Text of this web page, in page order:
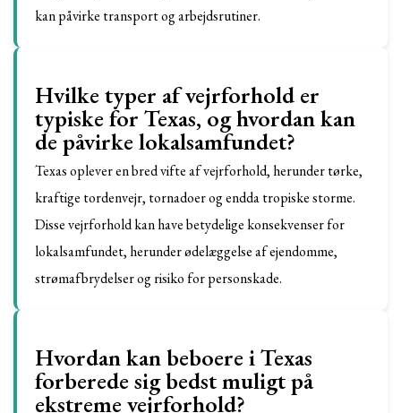
kan påvirke transport og arbejdsrutiner.
Hvilke typer af vejrforhold er
typiske for Texas, og hvordan kan
de påvirke lokalsamfundet?
Texas oplever en bred vifte af vejrforhold, herunder tørke,
kraftige tordenvejr, tornadoer og endda tropiske storme.
Disse vejrforhold kan have betydelige konsekvenser for
lokalsamfundet, herunder ødelæggelse af ejendomme,
strømafbrydelser og risiko for personskade.
Hvordan kan beboere i Texas
forberede sig bedst muligt på
ekstreme vejrforhold?